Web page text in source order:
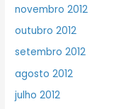
novembro 2012
outubro 2012
setembro 2012
agosto 2012
julho 2012